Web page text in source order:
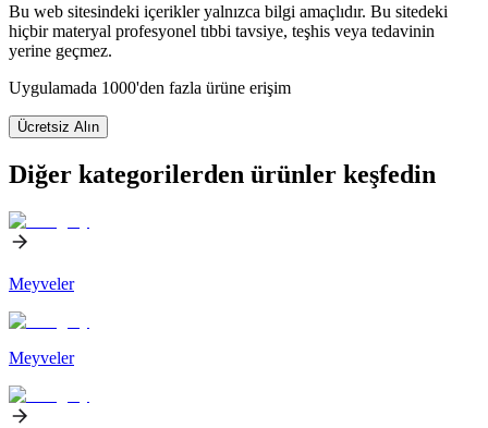
Bu web sitesindeki içerikler yalnızca bilgi amaçlıdır. Bu sitedeki
hiçbir materyal profesyonel tıbbi tavsiye, teşhis veya tedavinin
yerine geçmez.
Uygulamada 1000'den fazla ürüne erişim
Ücretsiz Alın
Diğer kategorilerden ürünler keşfedin
Meyveler
Meyveler